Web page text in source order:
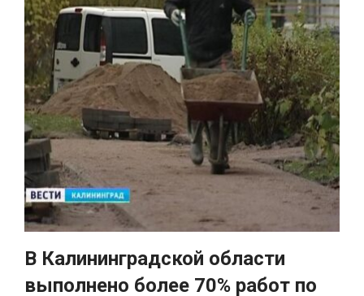
В Калининградской области
выполнено более 70% работ по